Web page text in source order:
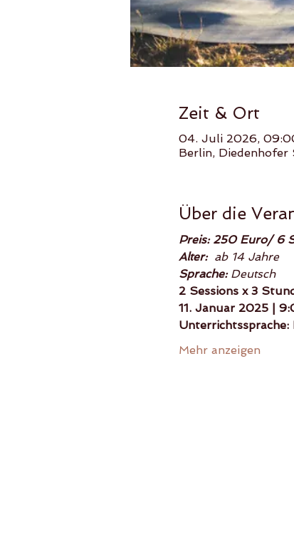
Zeit & Ort
04. Juli 2026,
Berlin, Diedenhofer
Über die
Preis: 250 Euro/ 6
Alter: ab 14 Jahre
Sprache: Deutsch
2 Sessions x 3
11. Januar 2025 |
Unterrichtssprache:
Mehr anzeigen